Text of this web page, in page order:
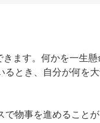
ます。何かを一生
とき、自分が何を
物事を進めること